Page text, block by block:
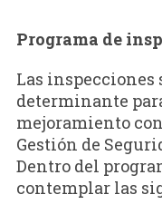
Programa de
Las
determinante
mejoramiento
Gestión de
Dentro del
contemplar las